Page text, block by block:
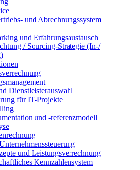
und Abrechnungssystem
und Erfahrungsaustausch
/ Sourcing-Strategie (In-/
Dienstleisterauswahl
für IT-Projekte
und -referenzmodell
und Leistungsverrechnung
Kennzahlensystem